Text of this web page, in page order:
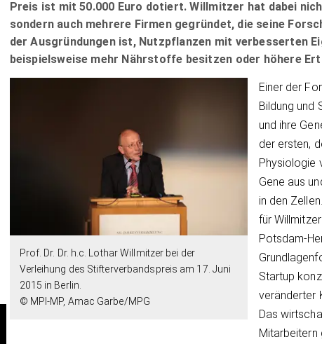
Preis ist mit 50.000 Euro dotiert. Willmitzer hat dabei
sondern auch mehrere Firmen gegründet, die seine
der Ausgründungen ist, Nutzpflanzen mit verbesserten
beispielsweise mehr Nährstoffe besitzen oder höhere
Prof. Dr. Dr. h.c. Lothar Willmitzer bei der
Verleihung des Stifterverbandspreis am 17. Juni
2015 in Berlin.
© MPI-MP, Amac Garbe/MPG
Einer der
Bildung und
und ihre
der ersten,
Physiologie
Gene aus
in den
für
Potsdam-
Startup
veränderter
Das
Mitarbeitern